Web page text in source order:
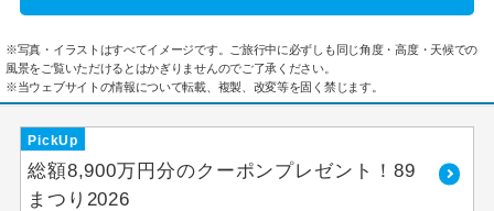
※写真・イラストはすべてイメージです。ご旅行中に必ずしも同じ角度・高度・天候での
風景をご覧いただけるとはかぎりませんのでご了承ください。
※当ウェブサイトの情報について転載、複製、改変等を固く禁じます。
PickUp
総額8,900万円分のクーポンプレゼント！89
まつり2026